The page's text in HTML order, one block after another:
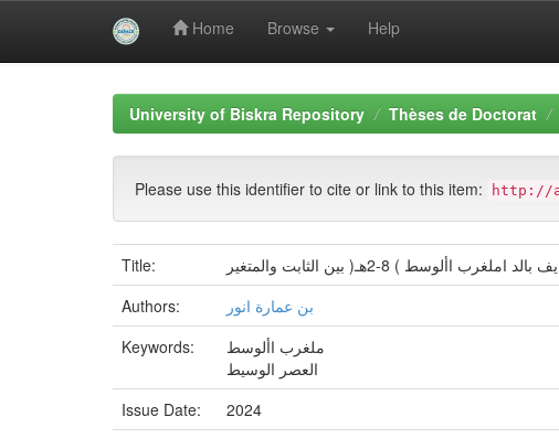
Home Browse Help
University of Biskra Repository Thèses de Doctorat
Please use this identifier to cite or link to this item: http://
Title:
األوسط ) 8-2هـ( بين الثابت والمتغير
Authors:
بن عمارة انور
Keywords:
ملغرب األوسط
العصر الوسيط
Issue Date:
2024